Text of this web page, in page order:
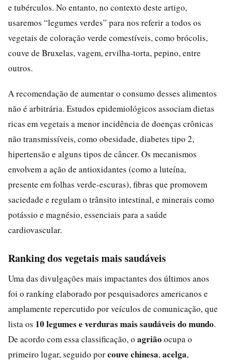
e tubérculos. No entanto, no contexto deste artigo,
usaremos “legumes verdes” para nos referir a todos os
vegetais de coloração verde comestíveis, como brócolis,
couve de Bruxelas, vagem, ervilha-torta, pepino, entre
outros.
A recomendação de aumentar o consumo desses alimentos
não é arbitrária. Estudos epidemiológicos associam dietas
ricas em vegetais a menor incidência de doenças crônicas
não transmissíveis, como obesidade, diabetes tipo 2,
hipertensão e alguns tipos de câncer. Os mecanismos
envolvem a ação de antioxidantes (como a luteína,
presente em folhas verde-escuras), fibras que promovem
saciedade e regulam o trânsito intestinal, e minerais como
potássio e magnésio, essenciais para a saúde
cardiovascular.
Ranking dos vegetais mais saudáveis
Uma das divulgações mais impactantes dos últimos anos
foi o ranking elaborado por pesquisadores americanos e
amplamente repercutido por veículos de comunicação, que
lista os 10 legumes e verduras mais saudáveis do mundo.
De acordo com essa classificação, o agrião ocupa o
primeiro lugar, seguido porcouve chinesa, acelga,